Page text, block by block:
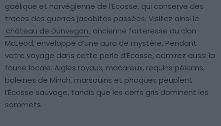
gaélique et norvégienne de l’Écosse, qui conserve des
traces des guerres jacobites passées. Visitez ainsi le
château de Dunvegan, ancienne forteresse du clan
McLeod, enveloppé d’une aura de mystère. Pendant
votre voyage dans cette perle d’Écosse, admirez aussi la
faune locale. Aigles royaux, macareux, requins pélerins,
baleines de Minch, marsouins et phoques peuplent
l’Écosse sauvage, tandis que les cerfs gris dominent les
sommets.